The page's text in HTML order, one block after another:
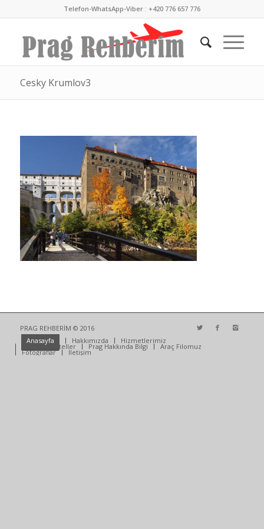
Telefon-WhatsApp-Viber : +420 776 657 776
Cesky Krumlov3
PRAG REHBERİM © 2016
Anasayfa
Hakkımızda Hizmetlerimiz
Anlaşmalı Oteller Prag Hakkında Bilgi Araç Filomuz
Fotoğraflar İletişim